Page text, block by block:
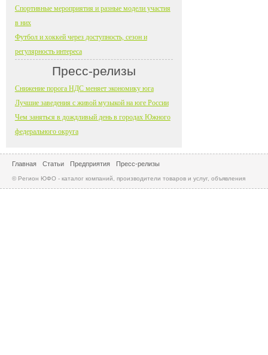
Спортивные мероприятия и разные модели участия
в них
Футбол и хоккей через доступность, сезон и
регулярность интереса
Пресс-релизы
Снижение порога НДС меняет экономику юга
Лучшие заведения с живой музыкой на юге России
Чем заняться в дождливый день в городах Южного
федерального округа
Главная Статьи Предприятия Пресс-релизы
© Регион ЮФО - каталог компаний, производители товаров и услуг, объявления